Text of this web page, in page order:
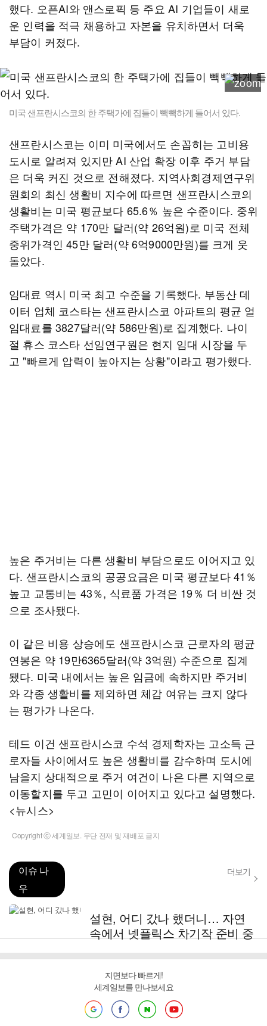
했다. 오픈AI와 앤스로픽 등 주요 AI 기업들이 새로
운 인력을 적극 채용하고 자본을 유치하면서 더욱
부담이 커졌다.
미국 샌프란시스코의 한 주택가에 집들이 빽빽하게 들어서 있다.
샌프란시스코는 이미 미국에서도 손꼽히는 고비용
도시로 알려져 있지만 AI 산업 확장 이후 주거 부담
은 더욱 커진 것으로 전해졌다. 지역사회경제연구위
원회의 최신 생활비 지수에 따르면 샌프란시스코의
생활비는 미국 평균보다 65.6％ 높은 수준이다. 중위
주택가격은 약 170만 달러(약 26억원)로 미국 전체
중위가격인 45만 달러(약 6억9000만원)를 크게 웃
돌았다.
임대료 역시 미국 최고 수준을 기록했다. 부동산 데
이터 업체 코스타는 샌프란시스코 아파트의 평균 얼
임대료를 3827달러(약 586만원)로 집계했다. 나이
절 휴스 코스타 선임연구원은 현지 임대 시장을 두
고 "빠르게 압력이 높아지는 상황"이라고 평가했다.
높은 주거비는 다른 생활비 부담으로도 이어지고 있
다. 샌프란시스코의 공공요금은 미국 평균보다 41％
높고 교통비는 43％, 식료품 가격은 19％ 더 비싼 것
으로 조사됐다.
이 같은 비용 상승에도 샌프란시스코 근로자의 평균
연봉은 약 19만6365달러(약 3억원) 수준으로 집계
됐다. 미국 내에서는 높은 임금에 속하지만 주거비
와 각종 생활비를 제외하면 체감 여유는 크지 않다
는 평가가 나온다.
테드 이건 샌프란시스코 수석 경제학자는 고소득 근
로자들 사이에서도 높은 생활비를 감수하며 도시에
남을지 상대적으로 주거 여건이 나은 다른 지역으로
이동할지를 두고 고민이 이어지고 있다고 설명했다.
<뉴시스>
Copyright ⓒ 세계일보. 무단 전재 및 재배포 금지
이슈 나
우
더보기
설현, 어디 갔나 했더니… 자연
속에서 넷플릭스 차기작 준비 중
지면보다 빠르게!
세계일보를 만나보세요